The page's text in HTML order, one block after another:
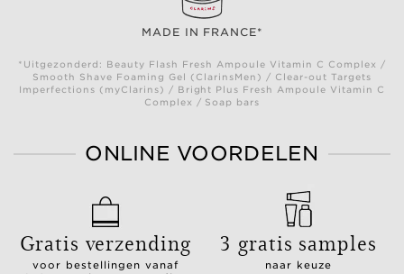
MADE IN FRANCE*
*Uitgezonderd: Beauty Flash Fresh Ampoule Vitamin C Complex /
Smooth Shave Foaming Gel (ClarinsMen) / Clear-out Targets
Imperfections (myClarins) / Bright Plus Fresh Ampoule Vitamin C
Complex / Soap bars
ONLINE VOORDELEN
Gratis verzending
voor bestellingen vanaf
3 gratis samples
naar keuze